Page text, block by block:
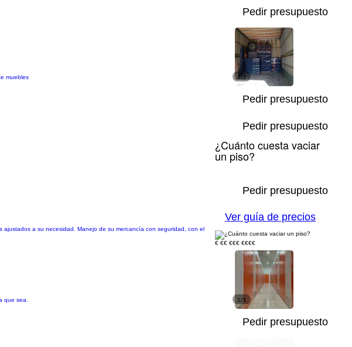
Pedir presupuesto
muebles
1/3
Pedir presupuesto
Pedir presupuesto
a su necesidad. Manejo de su mercancía con seguridad, con el
Pedir presupuesto
que sea.
1/3
Pedir presupuesto
¿Cuánto cuesta vaciar
un piso?
Ver guía de precios
€ €€ €€€ €€€€